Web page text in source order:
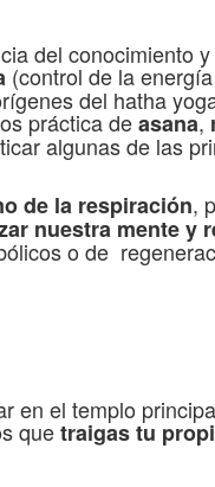
del conocimiento
(control de la
del hatha
práctica deasana,
algunas de las
de la respiración,
nuestra mente y
o de
en el templo
quetraigas tu